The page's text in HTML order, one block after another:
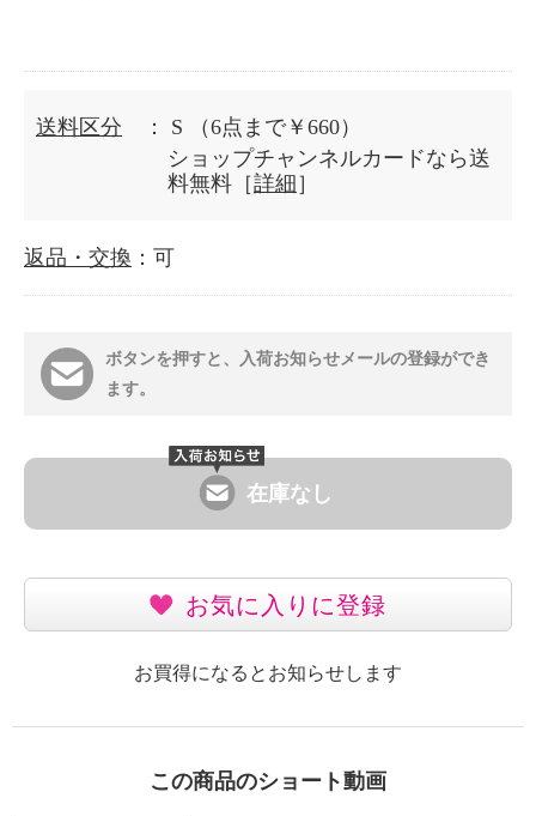
送料区分 ： S
（6点まで￥660）
ショップチャンネルカードなら送
料無料［詳細 ］
返品・交換 ：可
ボタンを押すと、入荷お知らせメールの登録ができ
ます。
在庫なし
お気に入りに登録
お買得になるとお知らせします
この商品のショート動画